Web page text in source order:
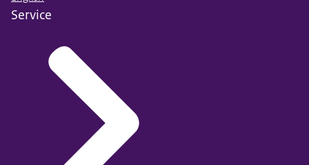
Service